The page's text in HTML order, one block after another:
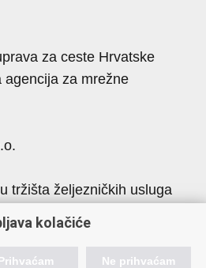
za ceste Hrvatske
agencija za mrežne
tržišta željezničkih usluga
luka Zagreb - Franjo
kolačiće
Ne prihvaćam